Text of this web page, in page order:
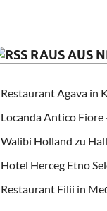
RAUS AUS
Restaurant Agava in
Locanda Antico Fiore
Walibi Holland zu
Hotel Herceg Etno
Restaurant Filii in